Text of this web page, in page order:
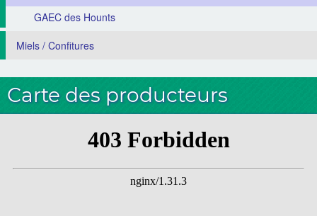
GAEC des Hounts
Miels / Confitures
Carte des producteurs